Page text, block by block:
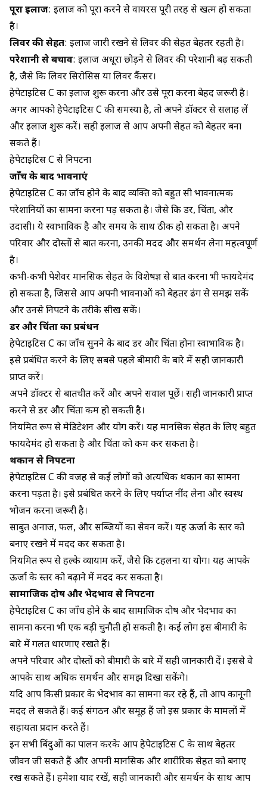
पूरा इलाज: इलाज को पूरा करने से वायरस पूरी तरह से खत्म हो सकता
है।
लिवर की सेहत: इलाज जारी रखने से लिवर की सेहत बेहतर रहती है।
परेशानी से बचाव: इलाज अधूरा छोड़ने से लिवर की परेशानी बढ़ सकती
है, जैसे कि लिवर सिरोसिस या लिवर कैंसर।
हेपेटाइटिस C का इलाज शुरू करना और उसे पूरा करना बेहद जरूरी है।
अगर आपको हेपेटाइटिस C की समस्या है, तो अपने डॉक्टर से सलाह लें
और इलाज शुरू करें। सही इलाज से आप अपनी सेहत को बेहतर बना
सकते हैं।
हेपेटाइटिस C से निपटना
जाँच के बाद भावनाएं
हेपेटाइटिस C का जाँच होने के बाद व्यक्ति को बहुत सी भावनात्मक
परेशानियों का सामना करना पड़ सकता है। जैसे कि डर, चिंता, और
उदासी। ये स्वाभाविक है और समय के साथ ठीक हो सकता है। अपने
परिवार और दोस्तों से बात करना, उनकी मदद और समर्थन लेना महत्वपूर्ण
है।
कभी-कभी पेशेवर मानसिक सेहत के विशेषज्ञ से बात करना भी फायदेमंद
हो सकता है, जिससे आप अपनी भावनाओं को बेहतर ढंग से समझ सकें
और उनसे निपटने के तरीके सीख सकें।
डर और चिंता का प्रबंधन
हेपेटाइटिस C का जाँच सुनने के बाद डर और चिंता होना स्वाभाविक है।
इसे प्रबंधित करने के लिए सबसे पहले बीमारी के बारे में सही जानकारी
प्राप्त करें।
अपने डॉक्टर से बातचीत करें और अपने सवाल पूछें। सही जानकारी प्राप्त
करने से डर और चिंता कम हो सकती है।
नियमित रूप से मेडिटेशन और योग करें। यह मानसिक सेहत के लिए बहुत
फायदेमंद हो सकता है और चिंता को कम कर सकता है।
थकान से निपटना
हेपेटाइटिस C की वजह से कई लोगों को अत्यधिक थकान का सामना
करना पड़ता है। इसे प्रबंधित करने के लिए पर्याप्त नींद लेना और स्वस्थ
भोजन करना जरूरी है।
साबुत अनाज, फल, और सब्जियों का सेवन करें। यह ऊर्जा के स्तर को
बनाए रखने में मदद कर सकता है।
नियमित रूप से हल्के व्यायाम करें, जैसे कि टहलना या योग। यह आपके
ऊर्जा के स्तर को बढ़ाने में मदद कर सकता है।
सामाजिक दोष और भेदभाव से निपटना
हेपेटाइटिस C का जाँच होने के बाद सामाजिक दोष और भेदभाव का
सामना करना भी एक बड़ी चुनौती हो सकती है। कई लोग इस बीमारी के
बारे में गलत धारणाएं रखते हैं।
अपने परिवार और दोस्तों को बीमारी के बारे में सही जानकारी दें। इससे वे
आपके साथ अधिक समर्थन और समझ दिखा सकेंगे।
यदि आप किसी प्रकार के भेदभाव का सामना कर रहे हैं, तो आप कानूनी
मदद ले सकते हैं। कई संगठन और समूह हैं जो इस प्रकार के मामलों में
सहायता प्रदान करते हैं।
इन सभी बिंदुओं का पालन करके आप हेपेटाइटिस C के साथ बेहतर
जीवन जी सकते हैं और अपनी मानसिक और शारीरिक सेहत को बनाए
रख सकते हैं। हमेशा याद रखें, सही जानकारी और समर्थन के साथ आप